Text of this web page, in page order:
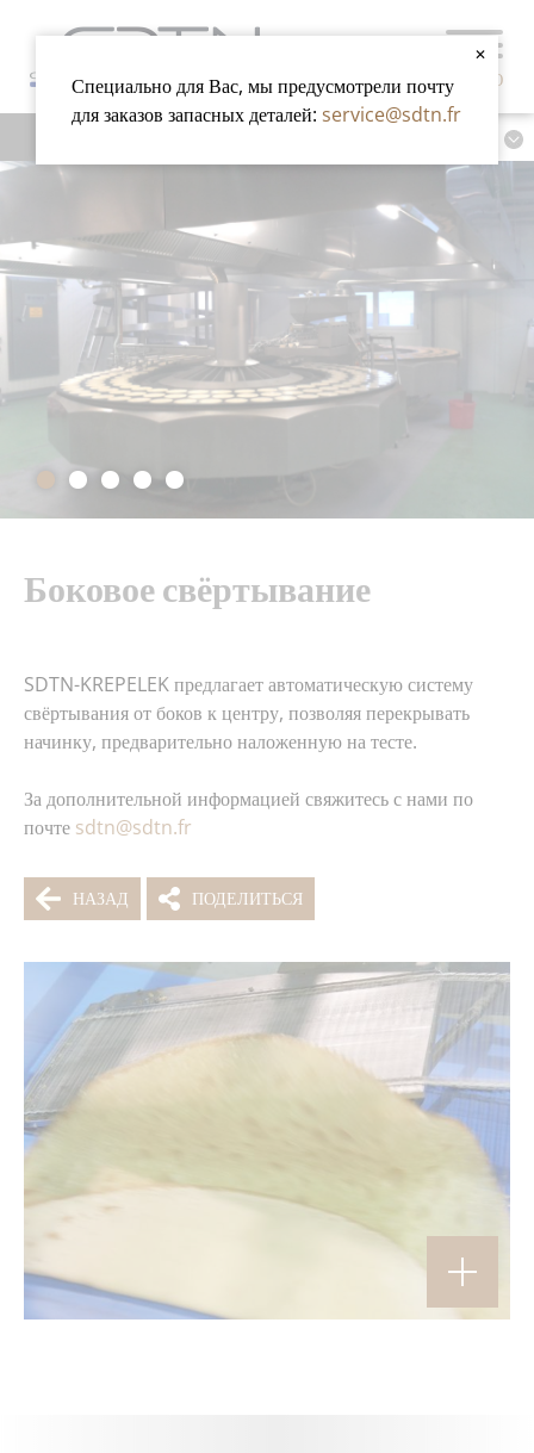
МЕНЮ
Боковое свёртывание
SDTN-KREPELEK предлагает автоматическую систему
свёртывания от боков к центру, позволяя перекрывать
начинку, предварительно наложенную на тесте.
За дополнительной информацией свяжитесь с нами по
почте sdtn@sdtn.fr
НАЗАД ПОДЕЛИТЬСЯ
✕
Специально для Вас, мы предусмотрели почту
для заказов запасных деталей: service@sdtn.fr